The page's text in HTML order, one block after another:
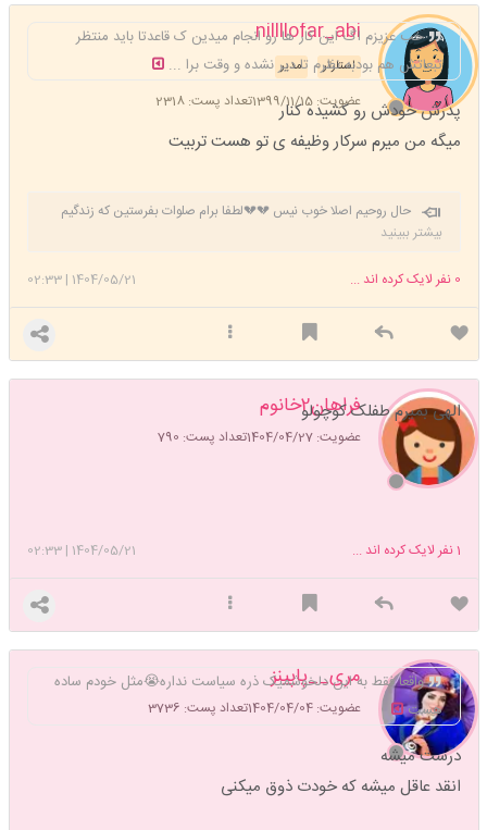
nillllofar_abi
مدیر استارتر
عضویت: 1399/11/15 تعداد پست: 2318
خب عزیزم اگ این کار ها رو انجام میدین ک قاعدتا باید منتظر
تبعاتش هم بودبه نظرم تا دیر نشده و وقت برا ...
پدرش خودش رو کشیده کنار
میگه من میرم سرکار وظیفه ی تو هست تربیت
حال روحیم اصلا خوب نیس 💔💔لطفا برام صلوات بفرستین که زندگیم
خوب بشه خسته شدم دیگه 😔بیشتر ببینید
1404/05/21
|
02:33 0 نفر لایک کرده اند ...
فراهان2خانوم
عضویت: 1404/04/27 تعداد پست: 790
الهی بمیرم طفلک کوچولو
1404/05/21
|
02:33 1نفر لایک کرده اند ...
مری__پاپینز
عضویت: 1404/04/04 تعداد پست: 3736
واقعا فقط به این دلخوشمیک ذره سیاست نداره😭مثل خودم ساده
هست
درست میشه
انقد عاقل میشه که خودت ذوق میکنی